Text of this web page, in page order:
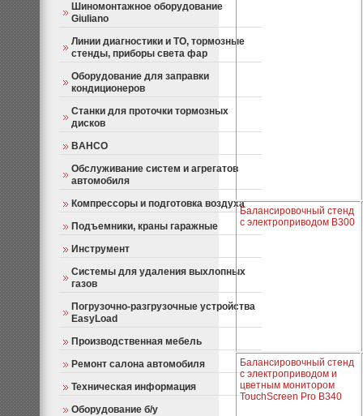
Шиномонтажное оборудование
Giuliano
Линии диагностики и ТО, тормозные
стенды, приборы света фар
Оборудование для заправки
кондиционеров
Станки для проточки тормозных
дисков
BAHCO
Обслуживание систем и агрегатов
автомобиля
Компрессоры и подготовка воздуха
Подъемники, краны гаражные
Инструмент
Системы для удаления выхлопных
газов
Погрузочно-разгрузочные устройства
EasyLoad
Производственная мебель
Ремонт салона автомобиля
Техническая информация
Оборудование б/у
Балансировочный стенд
с электроприводом B300
Балансировочный стенд
с электроприводом и
цветным монитором
TouchScreen Pro B340